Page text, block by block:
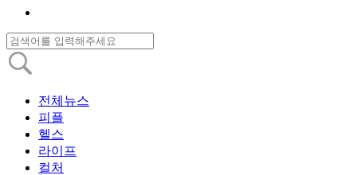
전체뉴스
피플
헬스
라이프
컬처